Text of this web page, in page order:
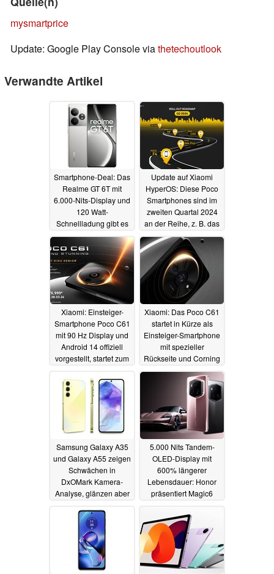
mysmartprice
Update: Google Play Console viathetechoutlook
Verwandte Artikel
Smartphone-Deal: Das
Realme GT 6T mit
6.000-Nits-Display und
120 Watt-
Schnellladung gibt es
aktuell sehr günstig
20.12.2024
Update auf Xiaomi
HyperOS: Diese Poco
Smartphones sind im
zweiten Quartal 2024
an der Reihe, z. B. das
Poco F403.04.2024
Xiaomi: Einsteiger-
Smartphone Poco C61
mit 90 Hz Display und
Android 14 offiziell
vorgestellt, startet zum
Xiaomi: Das Poco C61
startet in Kürze als
Einsteiger-Smartphone
mit spezieller
Rückseite und Corning
Gorilla Glass 3
23.03.2024
Samsung Galaxy A35
und Galaxy A55 zeigen
Schwächen in
DxOMark Kamera-
Analyse, glänzen aber
18.03.2024
5.000 Nits Tandem-
OLED-Display mit
600% längerer
Lebensdauer: Honor
präsentiert Magic6
18.03.2024